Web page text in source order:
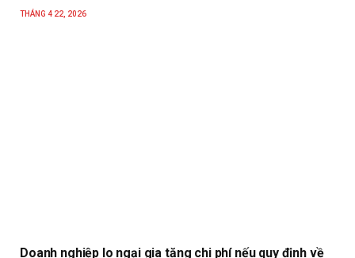
THÁNG 4 22, 2026
Doanh nghiệp lo ngại gia tăng chi phí nếu quy định về